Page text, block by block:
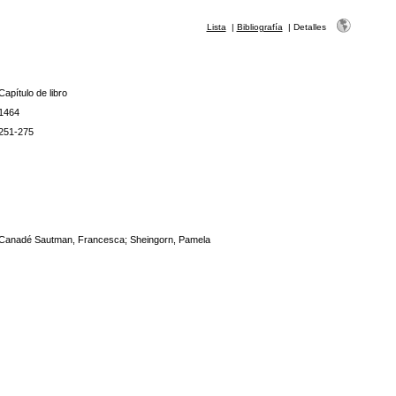
Lista | Bibliografía | Detalles
de libro
1464
275
Sautman, Francesca; Sheingorn, Pamela